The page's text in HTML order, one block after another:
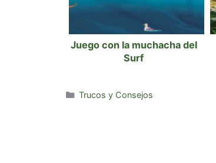
Juego con la muchacha del
Surf
Categorías
Trucos y Consejos